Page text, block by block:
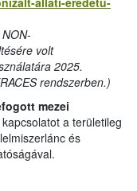
volt
2025.
rendszerben.)
mezei
a területileg
és